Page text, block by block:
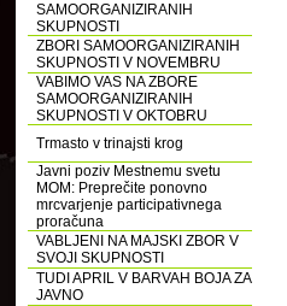
SAMOORGANIZIRANIH
SKUPNOSTI
ZBORI SAMOORGANIZIRANIH
SKUPNOSTI V NOVEMBRU
VABIMO VAS NA ZBORE
SAMOORGANIZIRANIH
SKUPNOSTI V OKTOBRU
Trmasto v trinajsti krog
Javni poziv Mestnemu svetu
MOM: Preprečite ponovno
mrcvarjenje participativnega
proračuna
VABLJENI NA MAJSKI ZBOR V
SVOJI SKUPNOSTI
TUDI APRIL V BARVAH BOJA ZA
JAVNO